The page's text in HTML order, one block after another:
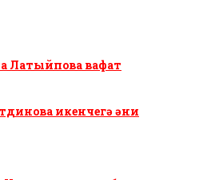
Латыйпова вафат
икенчегә әни